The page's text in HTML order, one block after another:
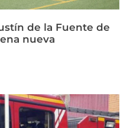
de la Fuente de
nueva